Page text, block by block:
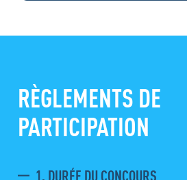
RÈGLEMENTS DE
PARTICIPATION
1. DURÉE DU CONCOURS